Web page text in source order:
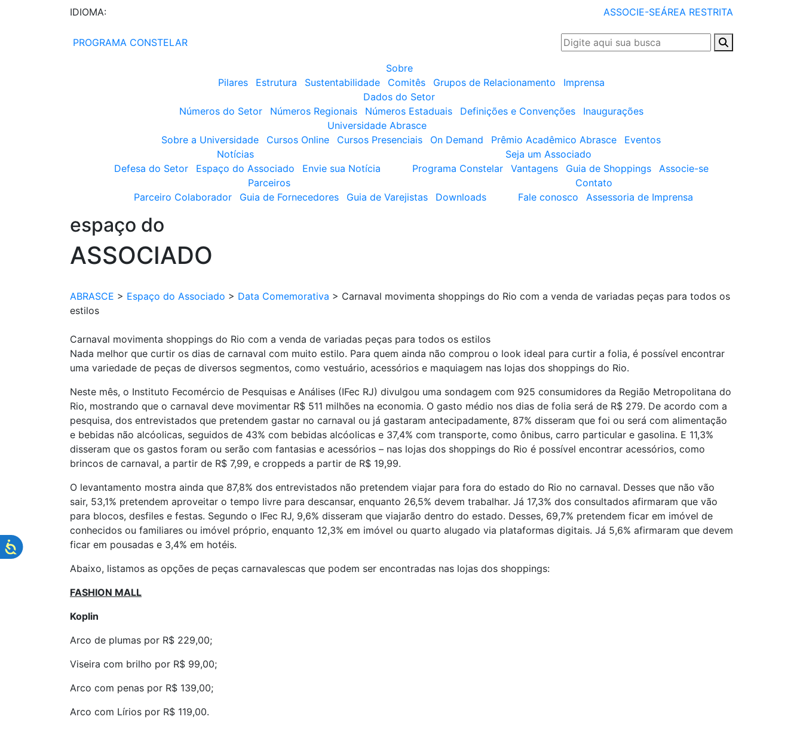
IDIOMA: ASSOCIE-SEÁREA RESTRITA
PROGRAMA CONSTELAR
Sobre
Pilares
Estrutura Sustentabilidade Comitês Grupos de Relacionamento
Imprensa
Dados do Setor
Números do Setor
Números Regionais Números Estaduais Definições e Convenções
Inaugurações
Universidade Abrasce
Sobre a Universidade
Cursos Online Cursos Presenciais On Demand Prêmio Acadêmico Abrasce
Eventos
Notícias
Defesa do Setor
Espaço do Associado Envie sua Notícia
Seja um Associado
Programa Constelar
Vantagens Guia de Shoppings
Associe-se
Parceiros
Parceiro Colaborador
Guia de Fornecedores Guia de Varejistas Downloads
Contato
Fale conosco
Assessoria de Imprensa
espaço do
ASSOCIADO
ABRASCE > Espaço do Associado > Data Comemorativa > Carnaval movimenta shoppings do Rio com a venda de variadas peças para todos os
estilos
Carnaval movimenta shoppings do Rio com a venda de variadas peças para todos os estilos
Nada melhor que curtir os dias de carnaval com muito estilo. Para quem ainda não comprou o look ideal para curtir a folia, é possível encontrar
uma variedade de peças de diversos segmentos, como vestuário, acessórios e maquiagem nas lojas dos shoppings do Rio.
Neste mês, o Instituto Fecomércio de Pesquisas e Análises (IFec RJ) divulgou uma sondagem com 925 consumidores da Região Metropolitana do
Rio, mostrando que o carnaval deve movimentar R$ 511 milhões na economia. O gasto médio nos dias de folia será de R$ 279. De acordo com a
pesquisa, dos entrevistados que pretendem gastar no carnaval ou já gastaram antecipadamente, 87% disseram que foi ou será com alimentação
e bebidas não alcóolicas, seguidos de 43% com bebidas alcóolicas e 37,4% com transporte, como ônibus, carro particular e gasolina. E 11,3%
disseram que os gastos foram ou serão com fantasias e acessórios – nas lojas dos shoppings do Rio é possível encontrar acessórios, como
brincos de carnaval, a partir de R$ 7,99, e croppeds a partir de R$ 19,99.
O levantamento mostra ainda que 87,8% dos entrevistados não pretendem viajar para fora do estado do Rio no carnaval. Desses que não vão
sair, 53,1% pretendem aproveitar o tempo livre para descansar, enquanto 26,5% devem trabalhar. Já 17,3% dos consultados afirmaram que vão
para blocos, desfiles e festas. Segundo o IFec RJ, 9,6% disseram que viajarão dentro do estado. Desses, 69,7% pretendem ficar em imóvel de
conhecidos ou familiares ou imóvel próprio, enquanto 12,3% em imóvel ou quarto alugado via plataformas digitais. Já 5,6% afirmaram que devem
ficar em pousadas e 3,4% em hotéis.
Abaixo, listamos as opções de peças carnavalescas que podem ser encontradas nas lojas dos shoppings:
FASHION MALL
Koplin
Arco de plumas por R$ 229,00;
Viseira com brilho por R$ 99,00;
Arco com penas por R$ 139,00;
Arco com Lírios por R$ 119,00.